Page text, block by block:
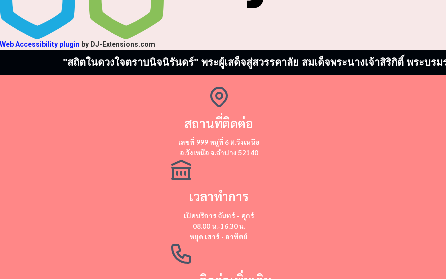
Web Accessibility plugin by DJ-Extensions.com
"สถิตในดวงใจตราบนิจนิรันดร์" พระผู้เสด็จสู่สวรรคาลัย สมเด็จพระนางเจ้าสิริกิติ์ พระบ
สถานที่ติดต่อ
​​เลขที่ 999 หมู่ที่ 6 ต.วังเหนือ
อ.วังเหนือ จ.ลำปาง 52140
เวลาทำการ
เปิดบริการ จันทร์ - ศุกร์
08.00 น.-16.30 น.
หยุด เสาร์ - อาทิตย์